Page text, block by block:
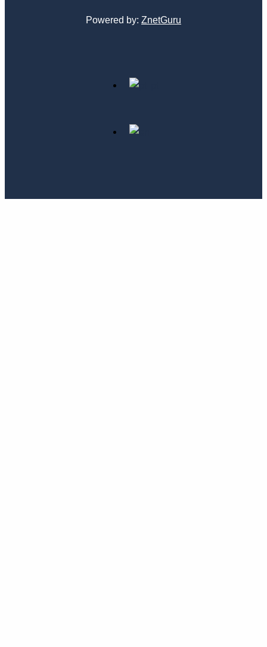
Powered by: ZnetGuru